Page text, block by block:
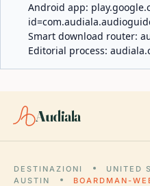
Android app:
Smart download router:
Editorial process:
Audiala
DESTINAZIONI
UNITED
AUSTIN
BOARDMAN-